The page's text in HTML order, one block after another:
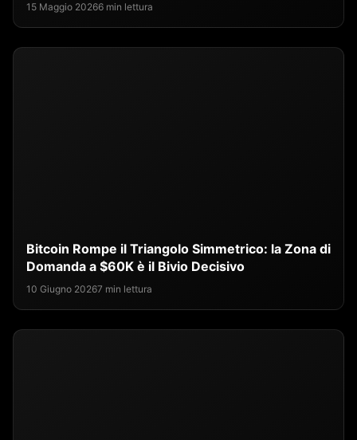
15 Maggio 20266 min lettura
Bitcoin Rompe il Triangolo Simmetrico: la Zona di
Domanda a $60K è il Bivio Decisivo
10 Giugno 20267 min lettura